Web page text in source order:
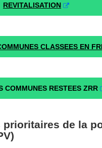
REVITALISATION
CLASSEES EN
COMMUNES RESTEES ZRR
prioritaires de la